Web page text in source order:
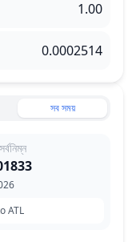
সব সময়
ATL